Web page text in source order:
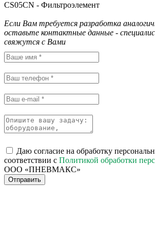
CS05CN - Фильтроэлемент
Если Вам требуется разработка
оставьте контактные данные -
свяжутся с Вами
Даю согласие на обработку
соответствии с Политикой обработки
ООО «ПНЕВМАКС»
Отправить